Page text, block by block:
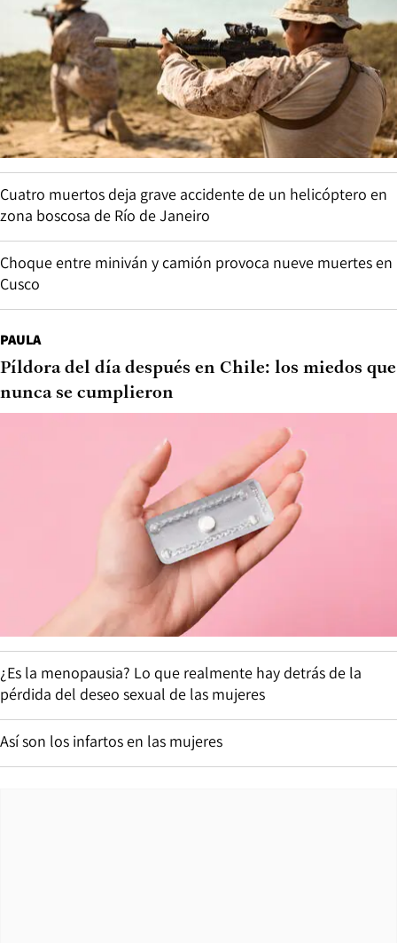
Cuatro muertos deja grave accidente de un helicóptero en
zona boscosa de Río de Janeiro
Choque entre miniván y camión provoca nueve muertes en
Cusco
PAULA
Píldora del día después en Chile: los miedos que
nunca se cumplieron
¿Es la menopausia? Lo que realmente hay detrás de la
pérdida del deseo sexual de las mujeres
Así son los infartos en las mujeres